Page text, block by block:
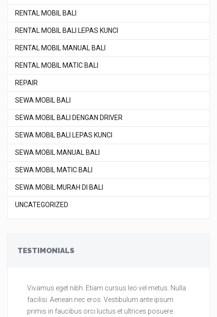
RENTAL MOBIL BALI
RENTAL MOBIL BALI LEPAS KUNCI
RENTAL MOBIL MANUAL BALI
RENTAL MOBIL MATIC BALI
REPAIR
SEWA MOBIL BALI
SEWA MOBIL BALI DENGAN DRIVER
SEWA MOBIL BALI LEPAS KUNCI
SEWA MOBIL MANUAL BALI
SEWA MOBIL MATIC BALI
SEWA MOBIL MURAH DI BALI
UNCATEGORIZED
TESTIMONIALS
Vivamus eget nibh. Etiam cursus leo vel metus. Nulla
facilisi. Aenean nec eros. Vestibulum ante ipsum
primis in faucibus orci luctus et ultrices posuere